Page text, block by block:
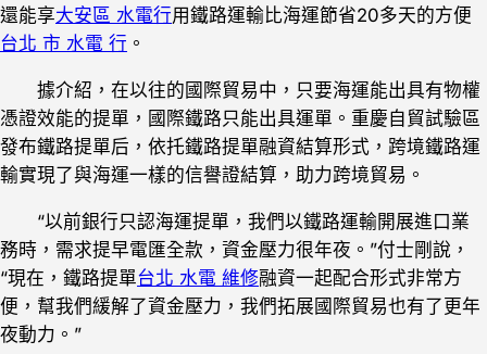
還能享大安區 水電行用鐵路運輸比海運節省20多天的方便
台北 市 水電 行 。
據介紹，在以往的國際貿易中，只要海運能出具有物權
憑證效能的提單，國際鐵路只能出具運單。重慶自貿試驗區
發布鐵路提單后，依托鐵路提單融資結算形式，跨境鐵路運
輸實現了與海運一樣的信譽證結算，助力跨境貿易。
“以前銀行只認海運提單，我們以鐵路運輸開展進口業
務時，需求提早電匯全款，資金壓力很年夜。”付士剛說，
“現在，鐵路提單台北 水電 維修融資一起配合形式非常方
便，幫我們緩解了資金壓力，我們拓展國際貿易也有了更年
夜動力。”